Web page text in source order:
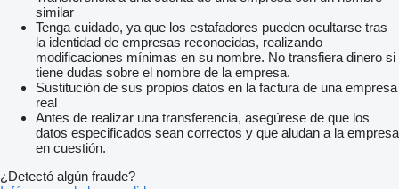
similar
Tenga cuidado, ya que los estafadores pueden ocultarse tras
la identidad de empresas reconocidas, realizando
modificaciones mínimas en su nombre. No transfiera dinero si
tiene dudas sobre el nombre de la empresa.
Sustitución de sus propios datos en la factura de una empresa
real
Antes de realizar una transferencia, asegúrese de que los
datos especificados sean correctos y que aludan a la empresa
en cuestión.
¿Detectó algún fraude?